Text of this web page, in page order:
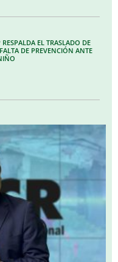
EL TRASLADO DE
DE PREVENCIÓN ANTE